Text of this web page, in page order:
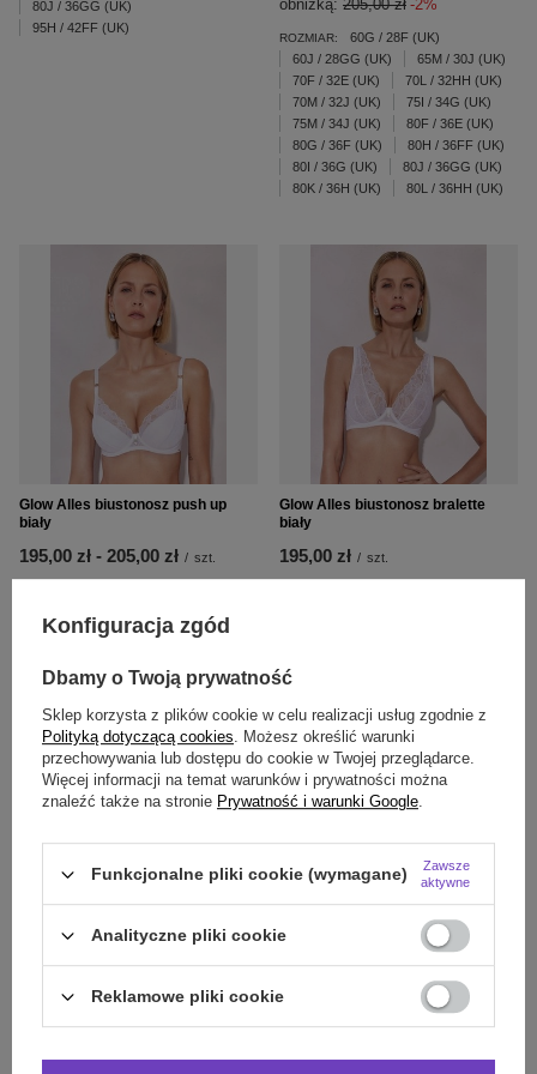
80J / 36GG (UK)
95H / 42FF (UK)
obniżką: 205,00 zł -2%
ROZMIAR:
60G / 28F (UK)
60J / 28GG (UK)
65M / 30J (UK)
70F / 32E (UK)
70L / 32HH (UK)
70M / 32J (UK)
75I / 34G (UK)
75M / 34J (UK)
80F / 36E (UK)
80G / 36F (UK)
80H / 36FF (UK)
80I / 36G (UK)
80J / 36GG (UK)
80K / 36H (UK)
80L / 36HH (UK)
Glow Alles biustonosz push up
biały
od
195,00 zł - do
205,00 zł / szt.
Glow Alles biustonosz bralette
biały
195,00 zł / szt.
Hallie 402602 Freya biustonosz
PRZECENA
Perla A143 Samanta biustonosz
różany
Najniższa cena z 30 dni przed
Konfiguracja zgód
Dbamy o Twoją prywatność
Sklep korzysta z plików cookie w celu realizacji usług zgodnie z
Polityką dotyczącą cookies. Możesz określić warunki
przechowywania lub dostępu do cookie w Twojej przeglądarce.
Więcej informacji na temat warunków i prywatności można
znaleźć także na stronie Prywatność i warunki Google.
Funkcjonalne pliki cookie (wymagane)
Zawsze
aktywne
Analityczne pliki cookie
Reklamowe pliki cookie